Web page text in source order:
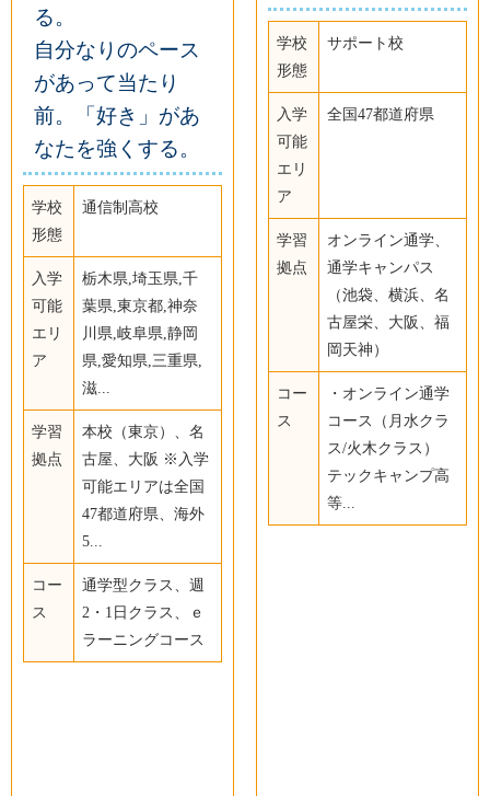
る。
自分なりのペース
があって当たり
前。「好き」があ
なたを強くする。
学校
形態
通信制高校
入学
可能
エリ
ア
栃木県,埼玉県,千
葉県,東京都,神奈
川県,岐阜県,静岡
県,愛知県,三重県,
滋...
学習
拠点
本校（東京）、名
古屋、大阪 ※入学
可能エリアは全国
47都道府県、海外
5...
コー
ス
通学型クラス、週
2・1日クラス、ｅ
ラーニングコース
学校
形態
サポート校
入学
可能
エリ
ア
全国47都道府県
学習
拠点
オンライン通学、
通学キャンパス
（池袋、横浜、名
古屋栄、大阪、福
岡天神）
コー
ス
・オンライン通学
コース（月水クラ
ス/火木クラス）
テックキャンプ高
等...